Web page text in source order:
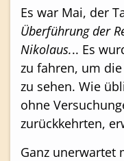
Es war Mai, der
Überführung der
Nikolaus... Es
zu fahren, um
zu sehen. Wie
ohne
zurückkehrten,
Ganz unerwartet